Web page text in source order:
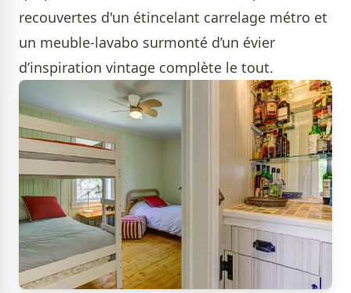
recouvertes d'un étincelant carrelage métro et
un meuble-lavabo surmonté d’un évier
d’inspiration vintage complète le tout.